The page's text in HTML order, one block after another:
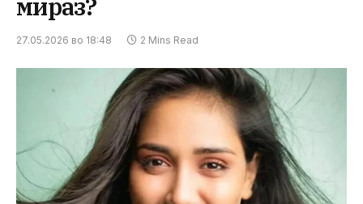
мираз?
27.05.2026 во 18:48 2 Mins Read